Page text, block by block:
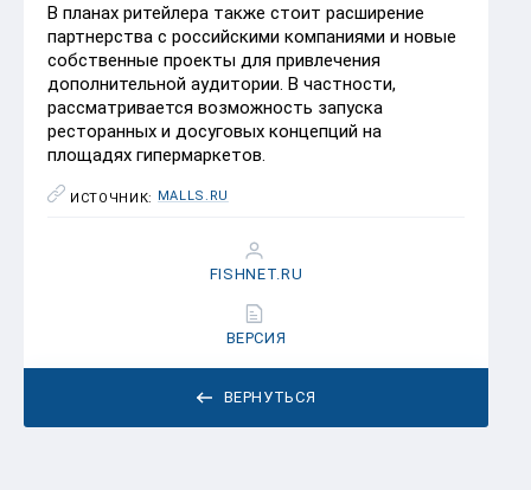
В планах ритейлера также стоит расширение
партнерства с российскими компаниями и новые
собственные проекты для привлечения
дополнительной аудитории. В частности,
рассматривается возможность запуска
ресторанных и досуговых концепций на
площадях гипермаркетов.
ИСТОЧНИК: MALLS.RU
ВЕРНУТЬСЯ
FISHNET.RU
ВЕРСИЯ